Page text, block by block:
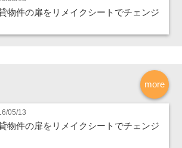
物件の扉をリメイクシートでチェンジ
more
05/13
物件の扉をリメイクシートでチェンジ